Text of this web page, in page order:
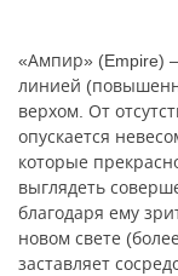
«Ампир» (Empire)
линией
верхом. От
опускается
которые
выглядеть
благодаря ему
новом свете
заставляет